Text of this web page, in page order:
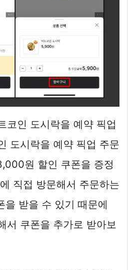
코인 도시락을 예약 픽업
도시락을 예약 픽업 주문
원 할인 쿠폰을 증정
직접 방문해서 주문하는
받을 수 있기 때문에
서 쿠폰을 추가로 받아보